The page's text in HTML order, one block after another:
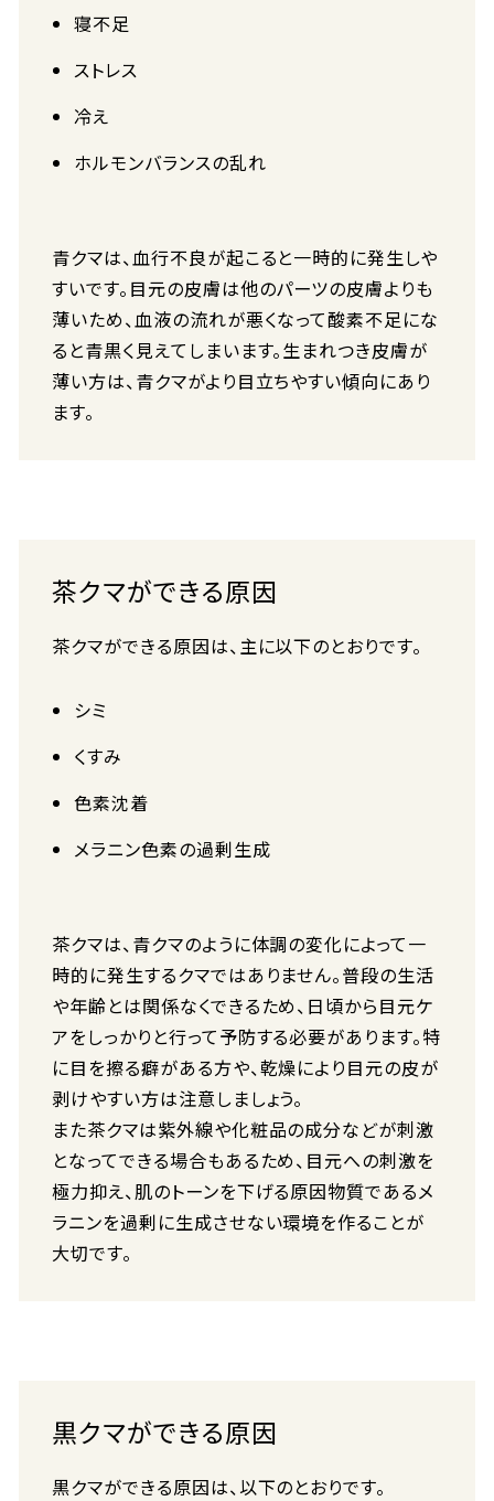
寝不足
ストレス
冷え
ホルモンバランスの乱れ
青クマは、血行不良が起こると一時的に発生しや
すいです。目元の皮膚は他のパーツの皮膚よりも
薄いため、血液の流れが悪くなって酸素不足にな
ると青黒く見えてしまいます。生まれつき皮膚が
薄い方は、青クマがより目立ちやすい傾向にあり
ます。
茶クマができる原因
茶クマができる原因は、主に以下のとおりです。
シミ
くすみ
色素沈着
メラニン色素の過剰生成
茶クマは、青クマのように体調の変化によって一
時的に発生するクマではありません。普段の生活
や年齢とは関係なくできるため、日頃から目元ケ
アをしっかりと行って予防する必要があります。特
に目を擦る癖がある方や、乾燥により目元の皮が
剥けやすい方は注意しましょう。
また茶クマは紫外線や化粧品の成分などが刺激
となってできる場合もあるため、目元への刺激を
極力抑え、肌のトーンを下げる原因物質であるメ
ラニンを過剰に生成させない環境を作ることが
大切です。
黒クマができる原因
黒クマができる原因は、以下のとおりです。